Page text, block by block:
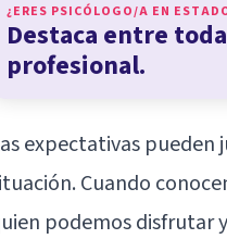
¿ERES PSICÓLOGO/A EN
Destaca entre
profesional.
expectativas pueden
Cuando
podemos disfrutar